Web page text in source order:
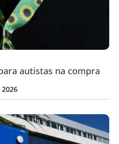
autistas na compra
2026